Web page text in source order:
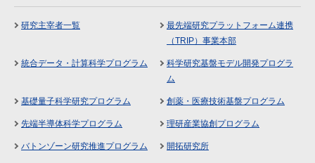
研究主宰者一覧
最先端研究プラットフォーム連携
（TRIP）事業本部
統合データ・計算科学プログラム
科学研究基盤モデル開発プログラ
ム
基礎量子科学研究プログラム 創薬・医療技術基盤プログラム
先端半導体科学プログラム 理研産業協創プログラム
バトンゾーン研究推進プログラム 開拓研究所